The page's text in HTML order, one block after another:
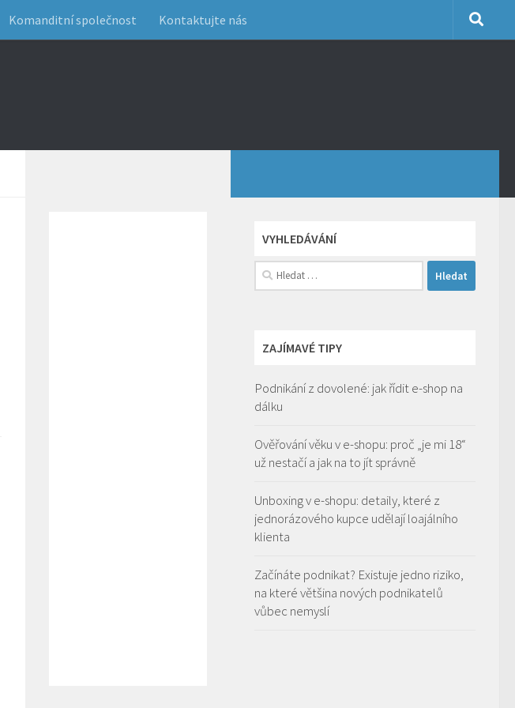
Komanditní společnost Kontaktujte nás
VYHLEDÁVÁNÍ
Vyhledávání
ZAJÍMAVÉ TIPY
Podnikání z dovolené: jak řídit e-shop na
dálku
Ověřování věku v e-shopu: proč „je mi 18“
už nestačí a jak na to jít správně
Unboxing v e-shopu: detaily, které z
jednorázového kupce udělají loajálního
klienta
Začínáte podnikat? Existuje jedno riziko,
na které většina nových podnikatelů
vůbec nemyslí